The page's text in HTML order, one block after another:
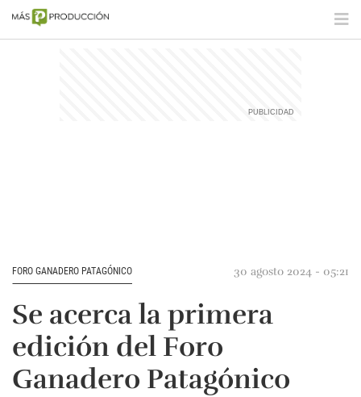
FORO GANADERO PATAGÓNICO 30 agosto 2024 - 05:21
Se acerca la primera
edición del Foro
Ganadero Patagónico